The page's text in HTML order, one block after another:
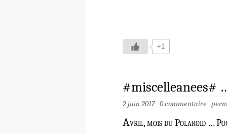
+1
#miscelleanees#
2 juin 2017 0 commentaire
Avril, mois du Polaroid …